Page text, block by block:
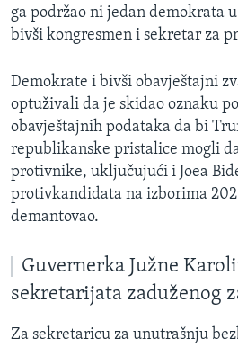
ga podržao ni jedan demokrata
bivši kongresmen i sekretar za
Demokrate i bivši obavještajni
optuživali da je skidao oznaku
obavještajnih podataka da bi
republikanske pristalice mogli
protivnike, uključujući i Joea
protivkandidata na izborima
demantovao.
Guvernerka Južne
sekretarijata zaduženog
Za sekretaricu za unutrašnju